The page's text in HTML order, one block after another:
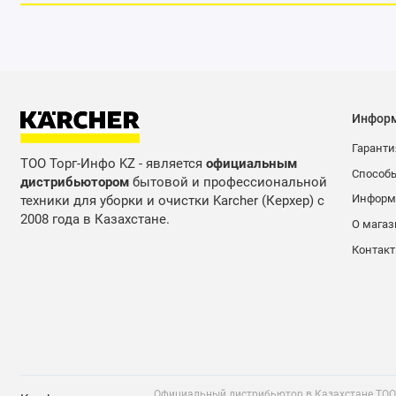
ТОО Торг-Инфо KZ - является официальным
дистрибьюторомбытовой и профессиональной
техники для уборки и очистки Karcher (Керхер) с
2008 года в Казахстане.
О